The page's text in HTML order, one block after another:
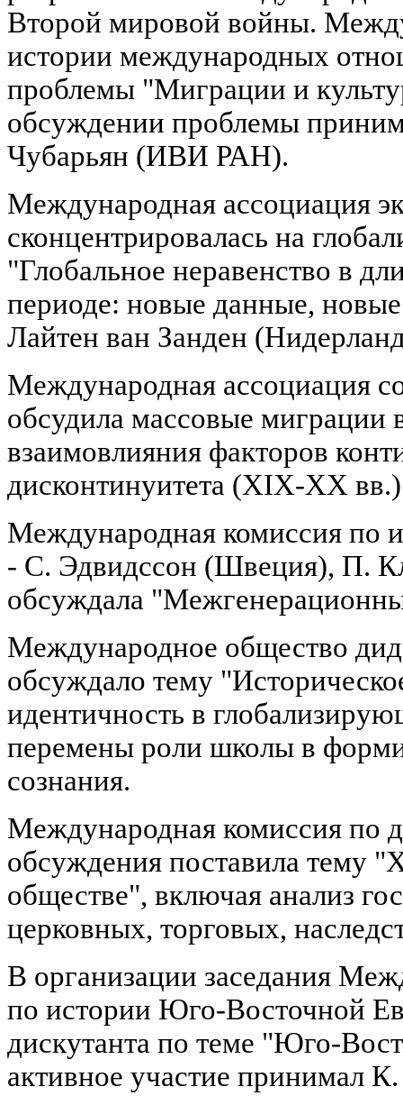
Второй мировой войны.
истории международных
проблемы "Миграции и
обсуждении проблемы
Чубарьян (ИВИ РАН).
Международная ассоциация
сконцентрировалась на
"Глобальное неравенство в
периоде: новые данные,
Лайтен ван Занден
Международная ассоциация
обсудила массовые миграции
взаимовлияния факторов
дисконтинуитета (XIX-XX
Международная комиссия по
- С. Эдвидссон (Швеция), П.
обсуждала
Международное общество
обсуждало тему
идентичность в
перемены роли школы в
сознания.
Международная комиссия по
обсуждения поставила тему
обществе", включая анализ
церковных, торговых,
В организации заседания
по истории Юго-Восточной
дискутанта по теме "Юго-
активное участие принимал